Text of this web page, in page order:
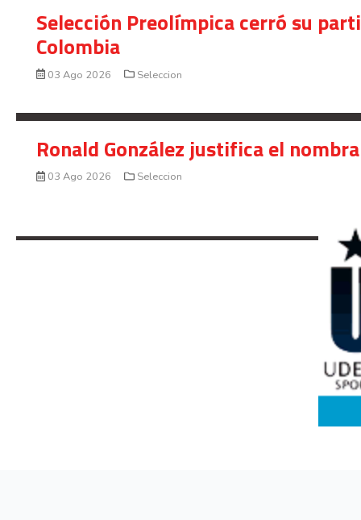
Selección Preolímpica cerró su
Colombia
03 Ago 2026 Seleccion
Ronald González justifica el
03 Ago 2026 Seleccion